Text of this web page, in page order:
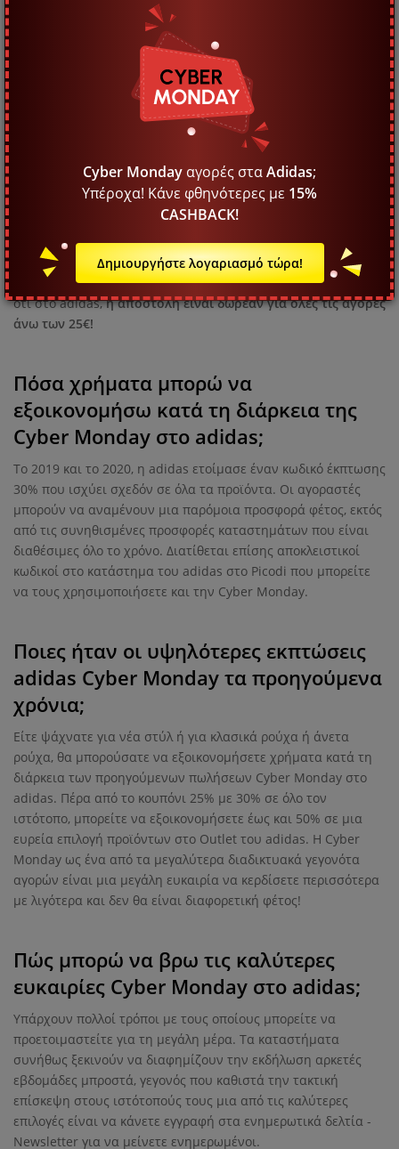
τις πωλήσεις Cyber ​​Monday στο
adidas; Τι πρέπει να προσέξω;
Τα προηγούμενα χρόνια, η adidas προσέφερε έναν κωδικό
έκπτωσης σε όλο τον ιστότοπο για τα υποδήματα και τα
ρούχα τους Αυτός ο κωδικός θα είναι ευρέως διαθέσιμος στο
Διαδίκτυο και θα πρέπει επίσης να εμφανίζεται σε μια ορατή
πιθανότατα ορισμένα προϊόντα θα εξαιρούνται από την
προσφορά. Θα μπορείτε να βρείτε περισσότερες πληροφορίες
στους όρους και τις προϋποθέσεις στο κάτω μέρος της
αρχικής σελίδας του adidas. Ένα άλλο πράγμα που πρέπει να
έχετε υπόψη σας είναι η χρέωση αποστολής. Ελέγξτε πόσο θα
κοστίσει η παράδοση της παραγγελίας σας και μην ξεχνάτε
ότι στο adidas,η αποστολή είναι δωρεάν για όλες τις αγορές
άνω των 25€!
Πόσα χρήματα μπορώ να
εξοικονομήσω κατά τη διάρκεια της
Cyber ​​Monday στο adidas;
Το 2019 και το 2020, η adidas ετοίμασε έναν κωδικό έκπτωσης
30% που ισχύει σχεδόν σε όλα τα προϊόντα. Οι αγοραστές
μπορούν να αναμένουν μια παρόμοια προσφορά φέτος, εκτός
από τις συνηθισμένες προσφορές καταστημάτων που είναι
διαθέσιμες όλο το χρόνο. Διατίθεται επίσης αποκλειστικοί
κωδικοί στο κατάστημα του adidas στο Picodi που μπορείτε
να τους χρησιμοποιήσετε και την Cyber ​​Monday.
Ποιες ήταν οι υψηλότερες εκπτώσεις
adidas Cyber ​​Monday τα προηγούμενα
χρόνια;
Είτε ψάχνατε για νέα στύλ ή για κλασικά ρούχα ή άνετα
ρούχα, θα μπορούσατε να εξοικονομήσετε χρήματα κατά τη
διάρκεια των προηγούμενων πωλήσεων Cyber ​​Monday στο
adidas. Πέρα από το κουπόνι 25% με 30% σε όλο τον
ιστότοπο, μπορείτε να εξοικονομήσετε έως και 50% σε μια
ευρεία επιλογή προϊόντων στο Outlet του adidas. Η Cyber ​​
Monday ως ένα από τα μεγαλύτερα διαδικτυακά γεγονότα
αγορών είναι μια μεγάλη ευκαιρία να κερδίσετε περισσότερα
με λιγότερα και δεν θα είναι διαφορετική φέτος!
Πώς μπορώ να βρω τις καλύτερες
ευκαιρίες Cyber ​​Monday στο adidas;
Υπάρχουν πολλοί τρόποι με τους οποίους μπορείτε να
προετοιμαστείτε για τη μεγάλη μέρα. Τα καταστήματα
συνήθως ξεκινούν να διαφημίζουν την εκδήλωση αρκετές
εβδομάδες μπροστά, γεγονός που καθιστά την τακτική
επίσκεψη στους ιστότοπούς τους μια από τις καλύτερες
επιλογές είναι να κάνετε εγγραφή στα ενημερωτικά δελτία -
Newsletter για να μείνετε ενημερωμένοι.
Cyber Monday αγορές σταAdidas;
Υπέροχα! Κάνε φθηνότερες με 15%
CASHBACK!
Δημιουργήστε λογαριασμό τώρα!